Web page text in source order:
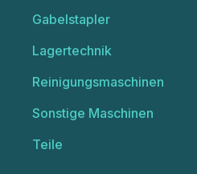
Gabelstapler
Lagertechnik
Reinigungsmaschinen
Sonstige Maschinen
Teile